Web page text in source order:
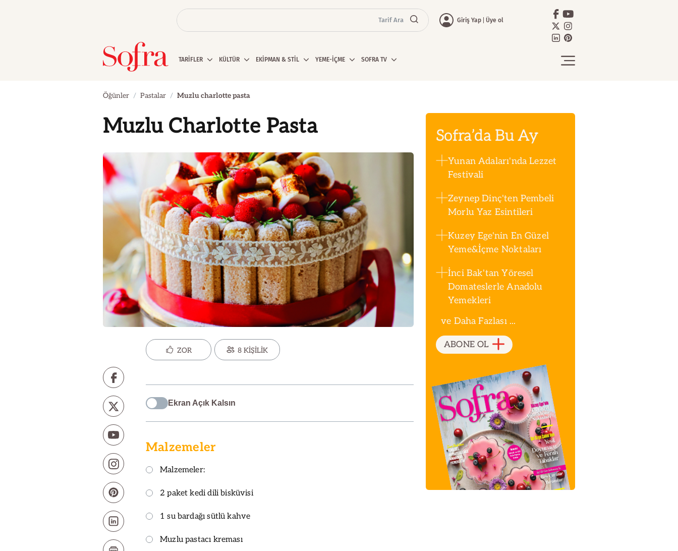
Tarif Ara Giriş Yap Üye ol
TARİFLER KÜLTÜR EKİPMAN & STİL YEME-İÇME SOFRA TV
Öğünler Pastalar Muzlu charlotte pasta
Muzlu Charlotte Pasta
ZOR 8 KİŞİLİK
Ekran Açık Kalsın
Malzemeler
Malzemeler:
2 paket kedi dili bisküvisi
1 su bardağı sütlü kahve
Muzlu pastacı kreması
Sofra’da Bu Ay
Yunan Adaları'nda Lezzet
Festivali
Zeynep Dinç'ten Pembeli
Morlu Yaz Esintileri
Kuzey Ege'nin En Güzel
Yeme&İçme Noktaları
İnci Bak'tan Yöresel
Domateslerle Anadolu
Yemekleri
ve Daha Fazlası ...
ABONE OL